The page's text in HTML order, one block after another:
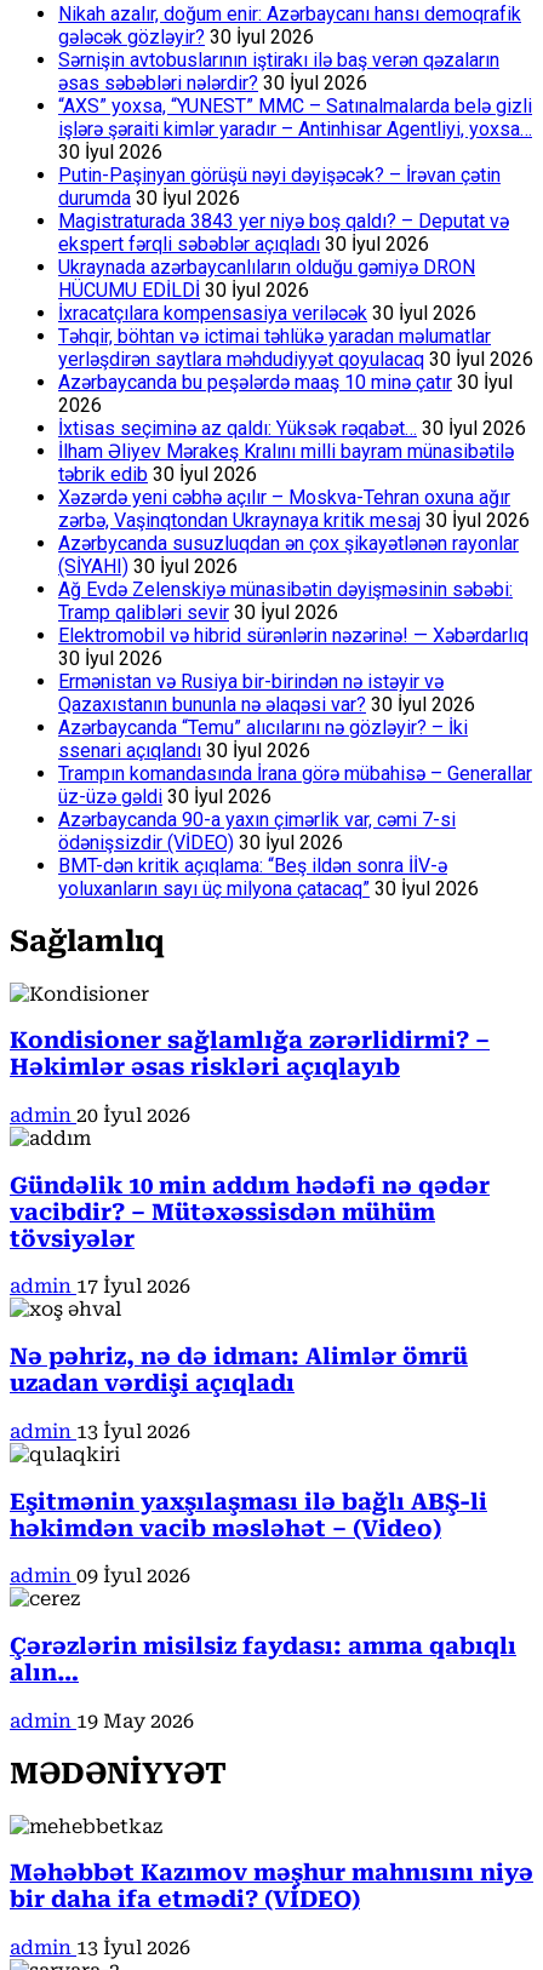
Nikah azalır, doğum enir: Azərbaycanı hansı demoqrafik
gələcək gözləyir? 30 İyul 2026
Sərnişin avtobuslarının iştirakı ilə baş verən qəzaların
əsas səbəbləri nələrdir? 30 İyul 2026
“AXS” yoxsa, “YUNEST” MMC – Satınalmalarda belə gizli
işlərə şəraiti kimlər yaradır – Antinhisar Agentliyi, yoxsa…
30 İyul 2026
Putin-Paşinyan görüşü nəyi dəyişəcək? – İrəvan çətin
durumda 30 İyul 2026
Magistraturada 3843 yer niyə boş qaldı? – Deputat və
ekspert fərqli səbəblər açıqladı 30 İyul 2026
Ukraynada azərbaycanlıların olduğu gəmiyə DRON
HÜCUMU EDİLDİ 30 İyul 2026
İxracatçılara kompensasiya veriləcək 30 İyul 2026
Təhqir, böhtan və ictimai təhlükə yaradan məlumatlar
yerləşdirən saytlara məhdudiyyət qoyulacaq 30 İyul 2026
Azərbaycanda bu peşələrdə maaş 10 minə çatır 30 İyul
2026
İxtisas seçiminə az qaldı: Yüksək rəqabət… 30 İyul 2026
İlham Əliyev Mərakeş Kralını milli bayram münasibətilə
təbrik edib 30 İyul 2026
Xəzərdə yeni cəbhə açılır – Moskva-Tehran oxuna ağır
zərbə, Vaşinqtondan Ukraynaya kritik mesaj 30 İyul 2026
Azərbycanda susuzluqdan ən çox şikayətlənən rayonlar
(SİYAHI) 30 İyul 2026
Ağ Evdə Zelenskiyə münasibətin dəyişməsinin səbəbi:
Tramp qalibləri sevir 30 İyul 2026
Elektromobil və hibrid sürənlərin nəzərinə! — Xəbərdarlıq
30 İyul 2026
Ermənistan və Rusiya bir-birindən nə istəyir və
Qazaxıstanın bununla nə əlaqəsi var? 30 İyul 2026
Azərbaycanda “Temu” alıcılarını nə gözləyir? – İki
ssenari açıqlandı 30 İyul 2026
Trampın komandasında İrana görə mübahisə – Generallar
üz-üzə gəldi 30 İyul 2026
Azərbaycanda 90-a yaxın çimərlik var, cəmi 7-si
ödənişsizdir (VİDEO) 30 İyul 2026
BMT-dən kritik açıqlama: “Beş ildən sonra İİV-ə
yoluxanların sayı üç milyona çatacaq” 30 İyul 2026
Sağlamlıq
Kondisioner sağlamlığa zərərlidirmi? –
Həkimlər əsas riskləri açıqlayıb
admin 20 İyul 2026
Gündəlik 10 min addım hədəfi nə qədər
vacibdir? – Mütəxəssisdən mühüm
tövsiyələr
admin 17 İyul 2026
Nə pəhriz, nə də idman: Alimlər ömrü
uzadan vərdişi açıqladı
admin 13 İyul 2026
Eşitmənin yaxşılaşması ilə bağlı ABŞ-li
həkimdən vacib məsləhət – (Video)
admin 09 İyul 2026
Çərəzlərin misilsiz faydası: amma qabıqlı
alın…
admin 19 May 2026
MƏDƏNİYYƏT
Məhəbbət Kazımov məşhur mahnısını niyə
bir daha ifa etmədi? (VİDEO)
admin 13 İyul 2026